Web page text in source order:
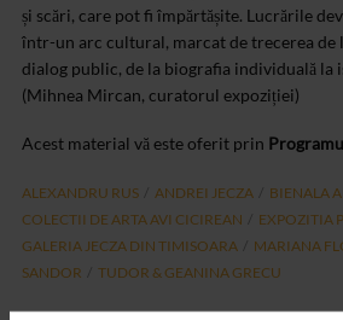
și scări, care pot fi împărtășite. Lucrările
într-un arc cultural, marcat de trecerea de
dialog public, de la biografia individuală la
(Mihnea Mircan, curatorul expoziției)
Acest material vă este oferit prin
ALEXANDRU RUS ANDREI JECZA
BIENALA
COLECTII DE ARTA AVI CICIREAN
EXPOZITIA
GALERIA JECZA DIN TIMISOARA
MARIANA
SANDOR
TUDOR & GEANINA GRECU